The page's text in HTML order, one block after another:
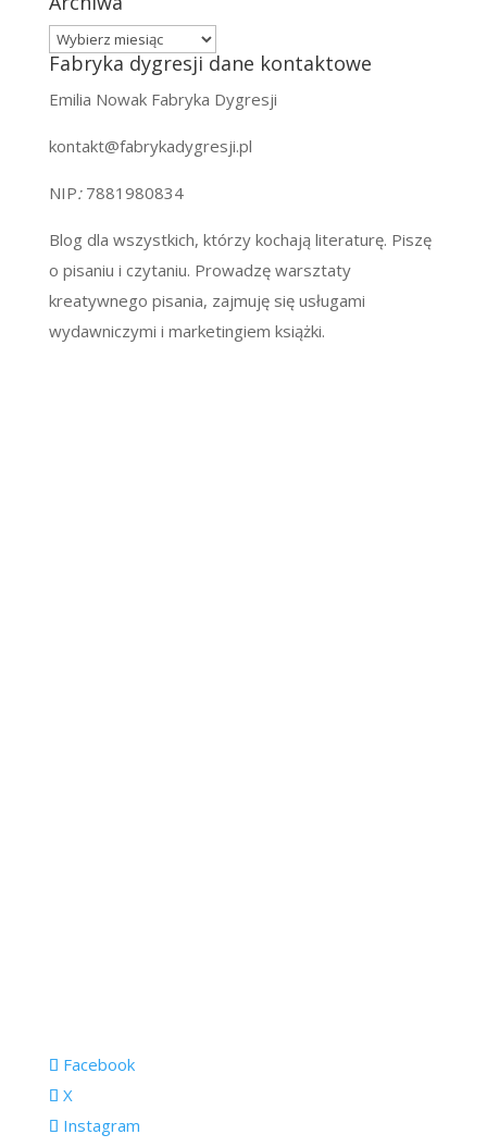
Archiwa
Fabryka dygresji dane kontaktowe
Emilia Nowak Fabryka Dygresji
kontakt@fabrykadygresji.pl
NIP: 7881980834
Blog dla wszystkich, którzy kochają literaturę. Piszę
o pisaniu i czytaniu. Prowadzę warsztaty
kreatywnego pisania, zajmuję się usługami
wydawniczymi i marketingiem książki.
Facebook
X
Instagram